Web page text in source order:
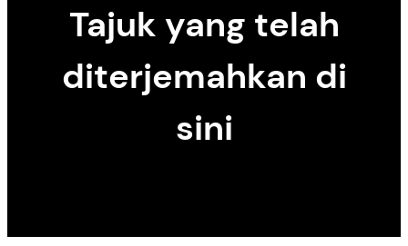
Tajuk yang telah
diterjemahkan di
sini